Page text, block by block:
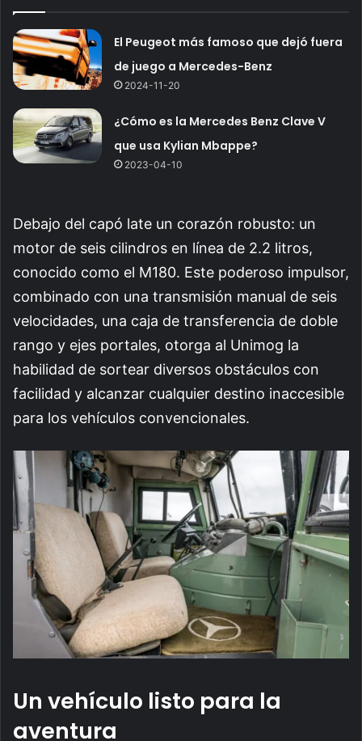
El Peugeot más famoso que dejó fuera
de juego a Mercedes-Benz
2024-11-20
¿Cómo es la Mercedes Benz Clave V
que usa Kylian Mbappe?
2023-04-10
Debajo del capó late un corazón robusto: un
motor de seis cilindros en línea de 2.2 litros,
conocido como el M180. Este poderoso impulsor,
combinado con una transmisión manual de seis
velocidades, una caja de transferencia de doble
rango y ejes portales, otorga al Unimog la
habilidad de sortear diversos obstáculos con
facilidad y alcanzar cualquier destino inaccesible
para los vehículos convencionales.
Un vehículo listo para la
aventura